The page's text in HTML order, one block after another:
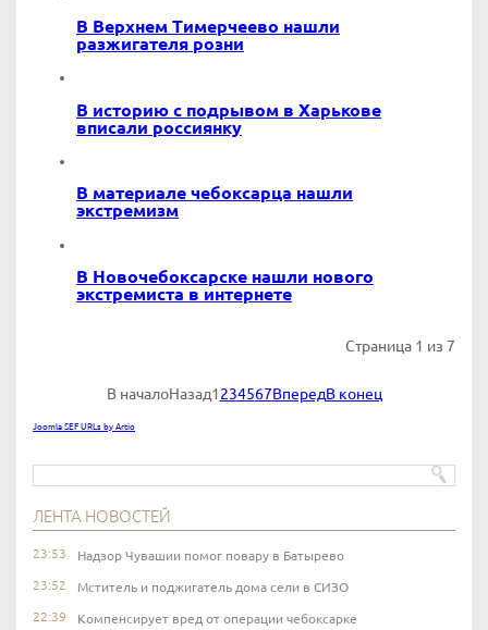
В Верхнем Тимерчеево нашли
разжигателя розни
В историю с подрывом в Харькове
вписали россиянку
В материале чебоксарца нашли
экстремизм
В Новочебоксарске нашли нового
экстремиста в интернете
Страница 1 из 7
В началоНазад1234567ВпередВ конец
Joomla SEF URLs by Artio
ЛЕНТА НОВОСТЕЙ
23:53 Надзор Чувашии помог повару в Батырево
23:52 Мститель и поджигатель дома сели в СИЗО
22:39 Компенсирует вред от операции чебоксарке